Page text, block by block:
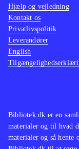
Bibliotek.dk er en
materialer og til hvad
materialer og så hente
Hjælp og vejledning
Kontakt os
Privatlivspolitik
Leverandører
English